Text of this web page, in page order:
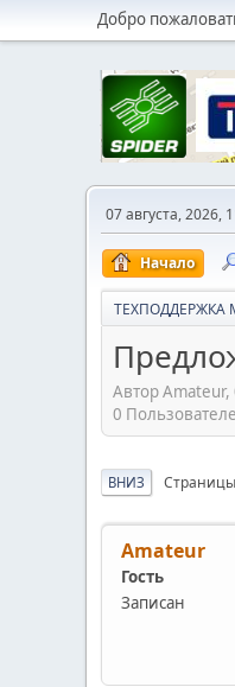
Добро
07 августа, 2026,
Начало
ТЕХПОДДЕРЖКА
Автор
0
ВНИЗ Страницы
Amateur
Гость
Записан